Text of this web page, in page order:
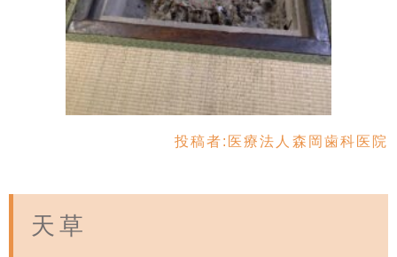
投稿者: 医療法人森岡歯科医院
天草